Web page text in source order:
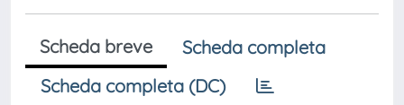
Scheda breve
Scheda completa
Scheda completa (DC)